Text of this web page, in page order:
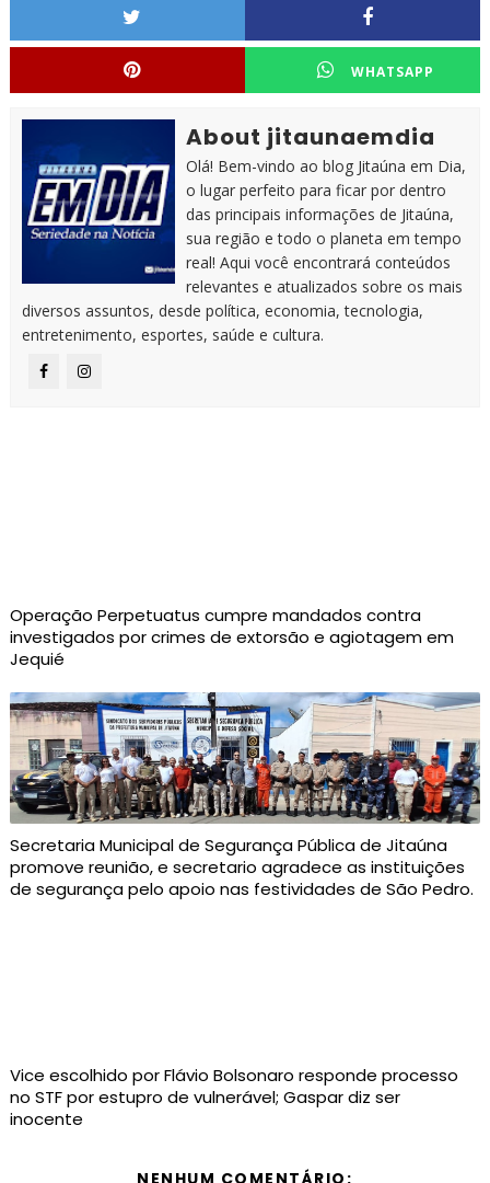
WHATSAPP
About jitaunaemdia
Olá! Bem-vindo ao blog Jitaúna em Dia,
o lugar perfeito para ficar por dentro
das principais informações de Jitaúna,
sua região e todo o planeta em tempo
real! Aqui você encontrará conteúdos
relevantes e atualizados sobre os mais
diversos assuntos, desde política, economia, tecnologia,
entretenimento, esportes, saúde e cultura.
Operação Perpetuatus cumpre mandados contra
investigados por crimes de extorsão e agiotagem em
Jequié
Secretaria Municipal de Segurança Pública de Jitaúna
promove reunião, e secretario agradece as instituições
de segurança pelo apoio nas festividades de São Pedro.
Vice escolhido por Flávio Bolsonaro responde processo
no STF por estupro de vulnerável; Gaspar diz ser
inocente